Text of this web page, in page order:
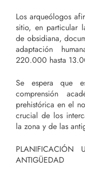
Los arqueólogos
sitio, en particular
de obsidiana,
adaptación
220.000 hasta
Se espera que
comprensión
prehistórica en el
crucial de los
la zona y de las
ANTIGÜEDAD